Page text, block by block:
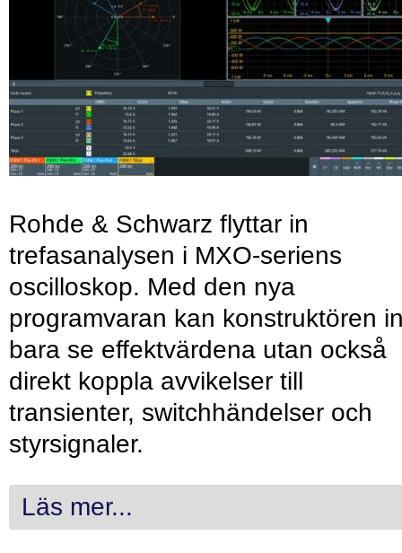
Rohde & Schwarz flyttar in
trefasanalysen i MXO-seriens
oscilloskop. Med den nya
programvaran kan konstruktören
bara se effektvärdena utan också
direkt koppla avvikelser till
transienter, switchhändelser och
styrsignaler.
Läs mer...